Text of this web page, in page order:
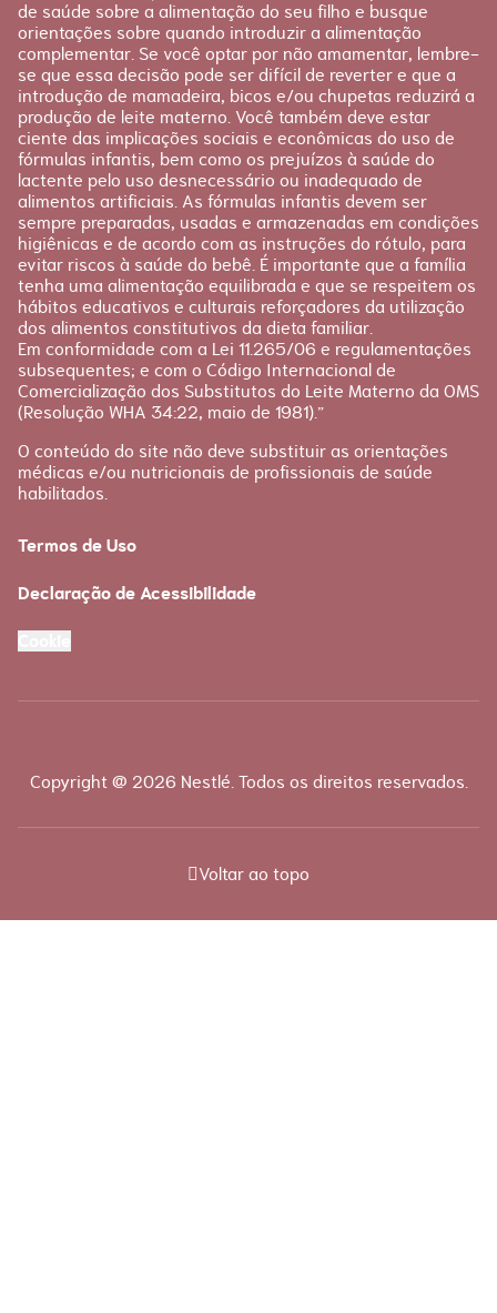
de saúde sobre a alimentação do seu filho e busque
orientações sobre quando introduzir a alimentação
complementar. Se você optar por não amamentar, lembre-
se que essa decisão pode ser difícil de reverter e que a
introdução de mamadeira, bicos e/ou chupetas reduzirá a
produção de leite materno. Você também deve estar
ciente das implicações sociais e econômicas do uso de
fórmulas infantis, bem como os prejuízos à saúde do
lactente pelo uso desnecessário ou inadequado de
alimentos artificiais. As fórmulas infantis devem ser
sempre preparadas, usadas e armazenadas em condições
higiênicas e de acordo com as instruções do rótulo, para
evitar riscos à saúde do bebê. É importante que a família
tenha uma alimentação equilibrada e que se respeitem os
hábitos educativos e culturais reforçadores da utilização
dos alimentos constitutivos da dieta familiar.
Em conformidade com a Lei 11.265/06 e regulamentações
subsequentes; e com o Código Internacional de
Comercialização dos Substitutos do Leite Materno da OMS
(Resolução WHA 34:22, maio de 1981).”
O conteúdo do site não deve substituir as orientações
médicas e/ou nutricionais de profissionais de saúde
habilitados.
Termos de Uso
Declaração de Acessibilidade
Cookie
Copyright @ 2026 Nestlé. Todos os direitos reservados.
Voltar ao topo